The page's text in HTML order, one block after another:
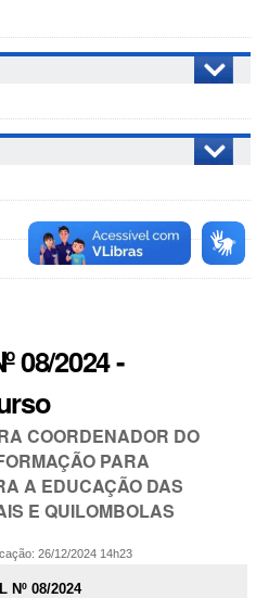
08/2024 -
COORDENADOR DO
PARA
A EDUCAÇÃO DAS
E QUILOMBOLAS
:26/12/2024 14h23
Nº 08/2024